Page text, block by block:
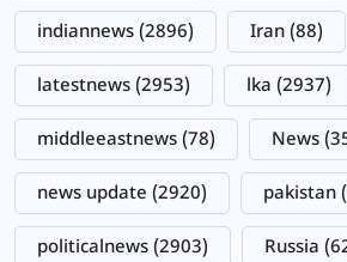
indiannews (2896) Iran (88)
latestnews (2953) lka (2937)
middleeastnews (78) News
news update (2920) pakistan
politicalnews (2903) Russia